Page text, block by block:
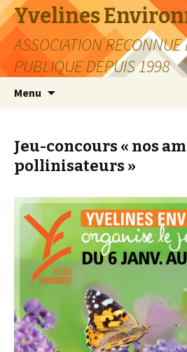
Yvelines
ASSOCIATION
PUBLIQUE DEPUIS 1998
Menu
Jeu-concours « nos
pollinisateurs »